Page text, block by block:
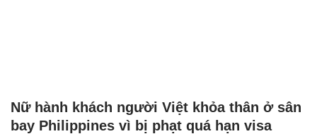
Nữ hành khách người Việt khỏa thân ở sân
bay Philippines vì bị phạt quá hạn visa